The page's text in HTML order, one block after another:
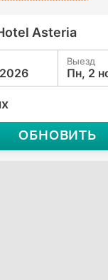
Asteria
Выезд
Пн, 2
ОБНОВИТЬ